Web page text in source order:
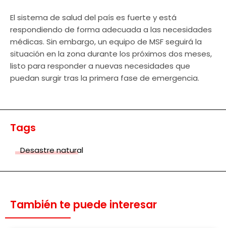
El sistema de salud del país es fuerte y está
respondiendo de forma adecuada a las necesidades
médicas. Sin embargo, un equipo de MSF seguirá la
situación en la zona durante los próximos dos meses,
listo para responder a nuevas necesidades que
puedan surgir tras la primera fase de emergencia.
Tags
Desastre natural
También te puede interesar